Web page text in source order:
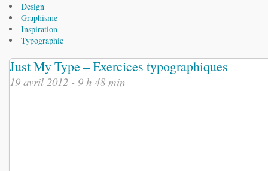
Design
Graphisme
Inspiration
Typographie
Just My Type – Exercices typographiques
19 avril 2012 - 9 h 48 min